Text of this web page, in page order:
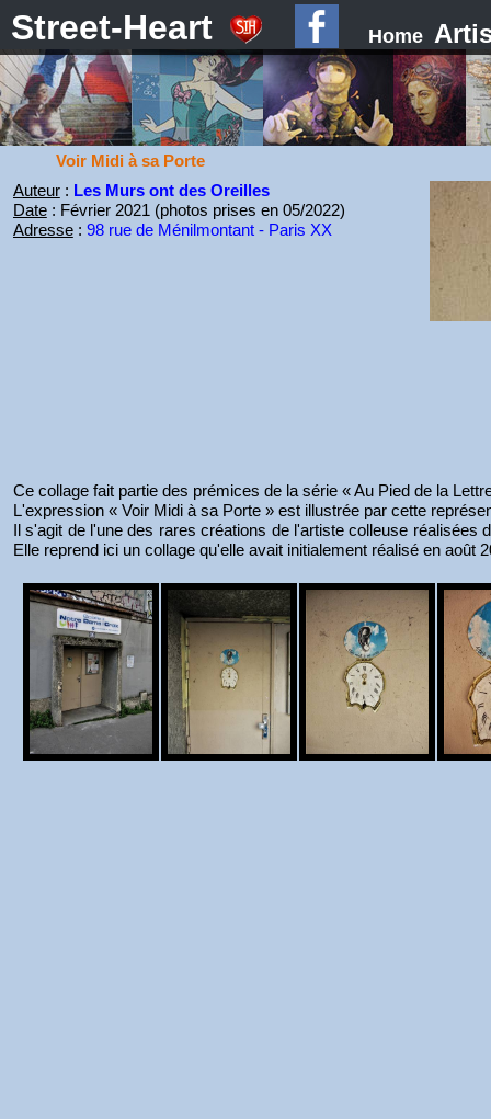
Street-Heart Home
Voir Midi à sa Porte
Auteur: Les Murs ont des Oreilles
Date: Février 2021 (photos prises en 05/2022)
Adresse: 98 rue de Ménilmontant - Paris XX
Ce collage fait partie des prémices de la série « Au Pied de la
L'expression « Voir Midi à sa Porte » est illustrée par cette
Il s'agit de l'une des rares créations de l'artiste colleuse
Elle reprend ici un collage qu'elle avait initialement réalisé en août